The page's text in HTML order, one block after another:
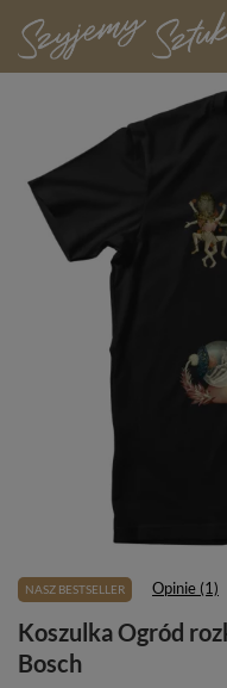
NASZ BESTSELLER Opinie (1)
Koszulka Ogród
Bosch